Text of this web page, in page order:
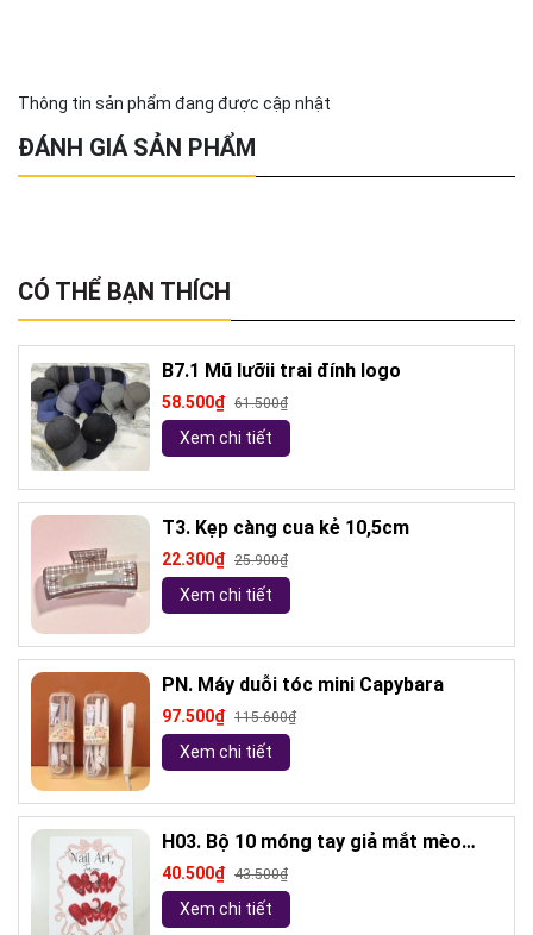
Thông tin sản phẩm đang được cập nhật
ĐÁNH GIÁ SẢN PHẨM
CÓ THỂ BẠN THÍCH
B7.1 Mũ lưỡii trai đính logo
58.500₫ 61.500₫
Xem chi tiết
T3. Kẹp càng cua kẻ 10,5cm
22.300₫ 25.900₫
Xem chi tiết
PN. Máy duỗi tóc mini Capybara
97.500₫ 115.600₫
Xem chi tiết
H03. Bộ 10 móng tay giả mắt mèo
kèm keo và giũa móng (ngẫu nhiên)
40.500₫ 43.500₫
Xem chi tiết